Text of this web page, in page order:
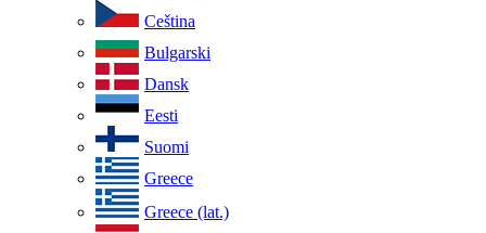
Ceština
Bulgarski
Dansk
Eesti
Suomi
Greece
Greece (lat.)